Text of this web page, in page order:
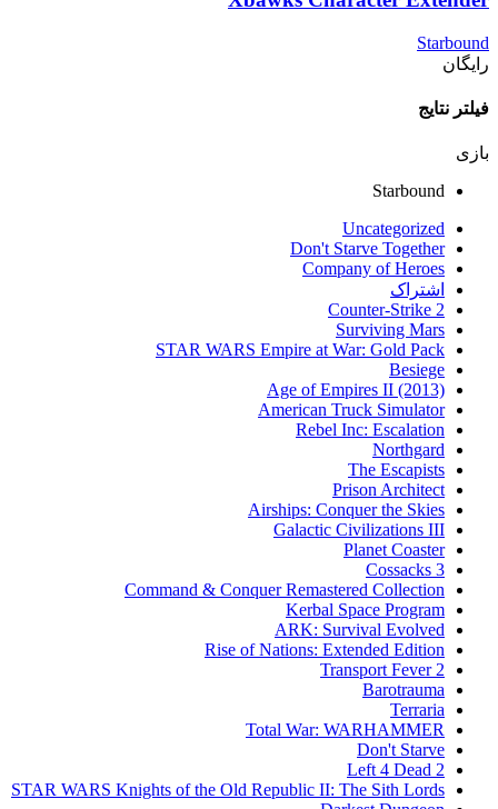
Starbound
رایگان
فیلتر نتایج
بازی
Starbound
Uncategorized
Don't Starve Together
Company of Heroes
اشتراک
Counter-Strike 2
Surviving Mars
STAR WARS Empire at War: Gold Pack
Besiege
Age of Empires II (2013)
American Truck Simulator
Rebel Inc: Escalation
Northgard
The Escapists
Prison Architect
Airships: Conquer the Skies
Galactic Civilizations III
Planet Coaster
Cossacks 3
Command & Conquer Remastered Collection
Kerbal Space Program
ARK: Survival Evolved
Rise of Nations: Extended Edition
Transport Fever 2
Barotrauma
Terraria
Total War: WARHAMMER
Don't Starve
Left 4 Dead 2
STAR WARS Knights of the Old Republic II: The Sith Lords